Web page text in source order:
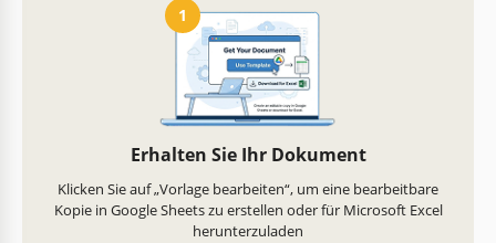
1
Erhalten Sie Ihr Dokument
Klicken Sie auf „Vorlage bearbeiten“, um eine bearbeitbare
Kopie in Google Sheets zu erstellen oder für Microsoft Excel
herunterzuladen